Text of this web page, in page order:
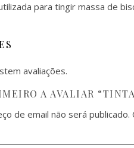
para tingir massa de
avaliações.
A AVALIAR
de email não será publicado.